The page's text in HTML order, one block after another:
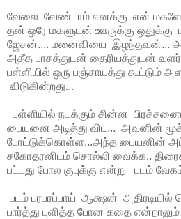
வேலை வேண்டாம் எனக்கு என் மகளே
தன் ஒரே மகளுடன் ஊருக்கு ஒதுக்கு
ஜேசன்.... மனைவியை இழந்தவன்...
அதீத பாசத்துடன் தைரியத்துடன்
பள்ளியில் ஒரு பஞ்சாயத்து கூட்டும்
விடுகின்றது...
பள்ளியில் நடக்கும் சின்ன
பையனை அடித்து விட... அவனின்
போட்டுக்கொள்ள...அந்த பையனின்
சகோதரனிடம் சொல்லி வைக்க..
பட்டது போல குபுக்கு என்று படம்
படம் பரபரப்பாய் ஆக்ஷன் அதிரடியில்
பார்த்து புளித்த போன கதை